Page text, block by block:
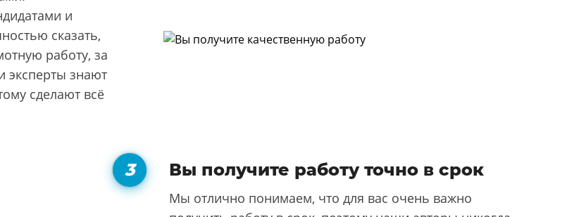
и
сказать,
работу, за
эксперты знают
сделают всё
Вы получите работу точно в срок
Мы отлично понимаем, что для вас очень важно